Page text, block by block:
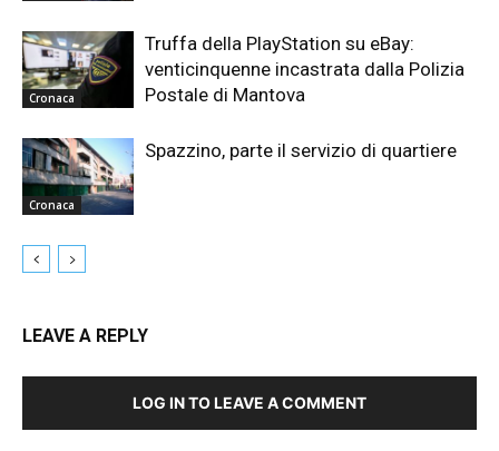
Cronaca
Truffa della PlayStation su eBay:
venticinquenne incastrata dalla Polizia
Postale di Mantova
Cronaca
Spazzino, parte il servizio di quartiere
LEAVE A REPLY
LOG IN TO LEAVE A COMMENT